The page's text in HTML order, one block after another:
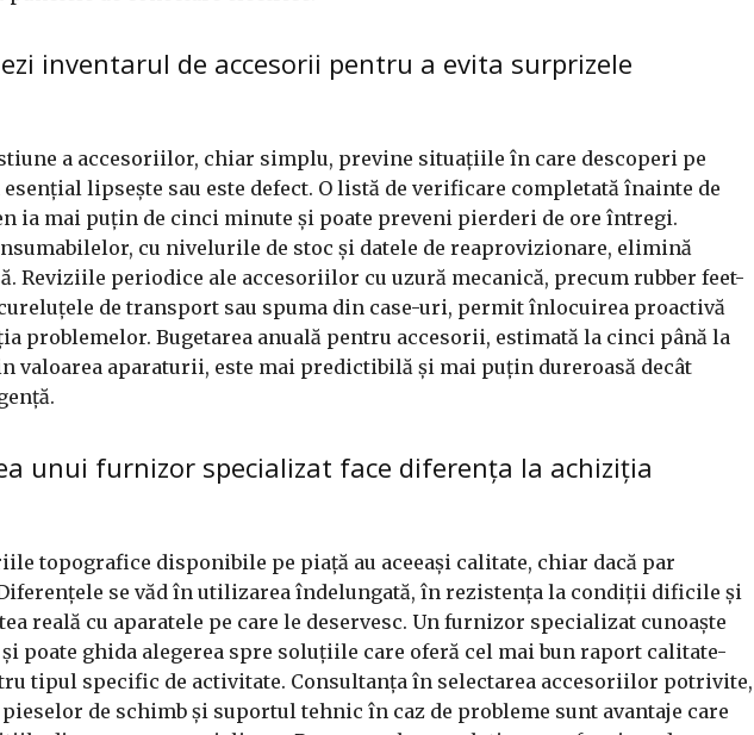
inventarul de accesorii pentru a evita surprizele
a accesoriilor, chiar simplu, previne situațiile în care descoperi pe
lipsește sau este defect. O listă de verificare completată înainte de
ia mai puțin de cinci minute și poate preveni pierderi de ore întregi.
cu nivelurile de stoc și datele de reaprovizionare, elimină
Reviziile periodice ale accesoriilor cu uzură mecanică, precum rubber feet-
de transport sau spuma din case-uri, permit înlocuirea proactivă
problemelor. Bugetarea anuală pentru accesorii, estimată la cinci până la
valoarea aparaturii, este mai predictibilă și mai puțin dureroasă decât
unui furnizor specializat face diferența la achiziția
topografice disponibile pe piață au aceeași calitate, chiar dacă par
se văd în utilizarea îndelungată, în rezistența la condiții dificile și
reală cu aparatele pe care le deservesc. Un furnizor specializat cunoaște
poate ghida alegerea spre soluțiile care oferă cel mai bun raport calitate-
tipul specific de activitate. Consultanța în selectarea accesoriilor potrivite,
de schimb și suportul tehnic în caz de probleme sunt avantaje care